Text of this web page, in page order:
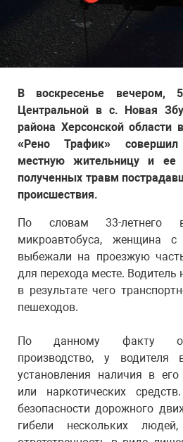
В воскресенье вечером,
Центральной в с. Новая
района Херсонской области
«Рено Трафик»
местную жительницу и
полученных травм
происшествия.
По словам 33-летнего
микроавтобуса, женщина с
выбежали на проезжую
для перехода месте. Водитель
в результате чего
пешеходов.
По данному факту
производство, у
установления наличия в
или наркотических
безопасности дорожного
гибели нескольких